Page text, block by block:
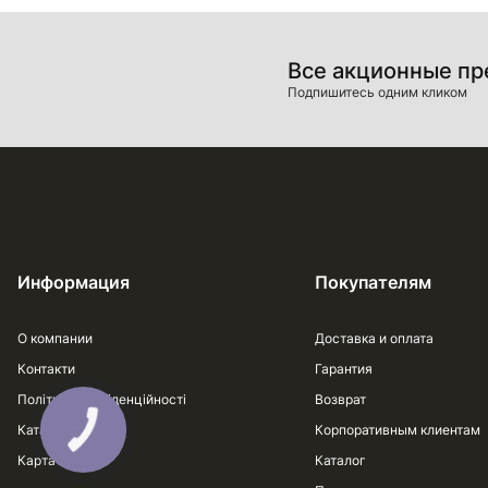
Все акционные
Подпишитесь одним кликом
Информация
О компании
Контакти
Політика конфіденційності
Каталог
Карта сайта
Покупателям
Доставка и оплата
Гарантия
Возврат
Корпоративным клиентам
Каталог